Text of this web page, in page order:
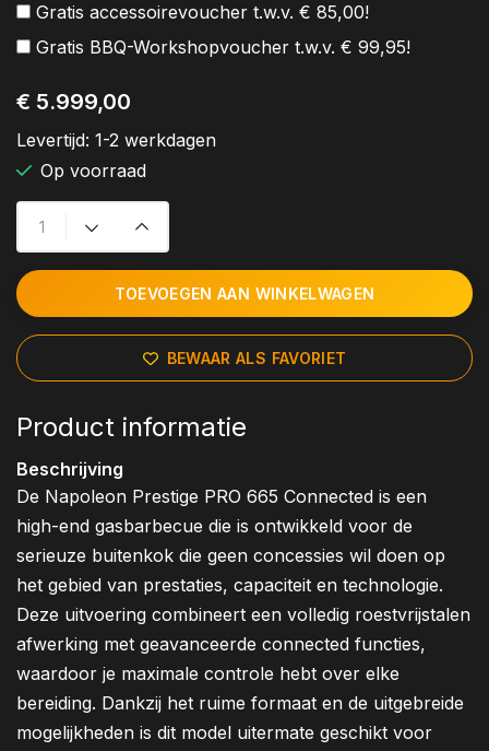
Gratis accessoirevoucher t.w.v. € 85,00!
Gratis BBQ-Workshopvoucher t.w.v. € 99,95!
€ 5.999,00
Levertijd: 1-2 werkdagen
Op voorraad
TOEVOEGEN AAN WINKELWAGEN
BEWAAR ALS FAVORIET
Product informatie
Beschrijving
De Napoleon Prestige PRO 665 Connected is een
high-end gasbarbecue die is ontwikkeld voor de
serieuze buitenkok die geen concessies wil doen op
het gebied van prestaties, capaciteit en technologie.
Deze uitvoering combineert een volledig roestvrijstalen
afwerking met geavanceerde connected functies,
waardoor je maximale controle hebt over elke
bereiding. Dankzij het ruime formaat en de uitgebreide
mogelijkheden is dit model uitermate geschikt voor